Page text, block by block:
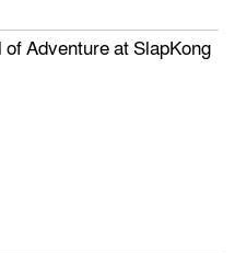
Adventure at SlapKong